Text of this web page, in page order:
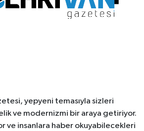
yepyeni temasıyla sizleri
ve modernizmi bir araya getiriyor.
ve insanlara haber okuyabilecekleri